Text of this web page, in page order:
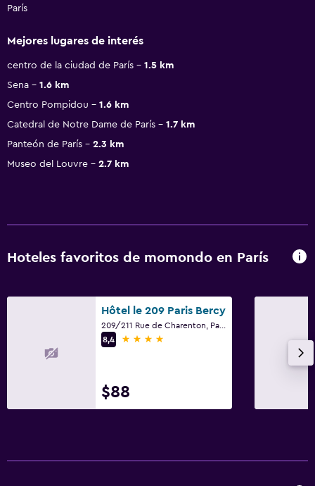
París
Mejores lugares de interés
centro de la ciudad de París
1.5 km
Sena
1.6 km
Centro Pompidou
1.6 km
Catedral de Notre Dame de París
1.7 km
Panteón de París
2.3 km
Museo del Louvre
2.7 km
Hoteles favoritos de momondo en París
Hôtel le 209 Paris Bercy
8,4
4 estrellas
$88